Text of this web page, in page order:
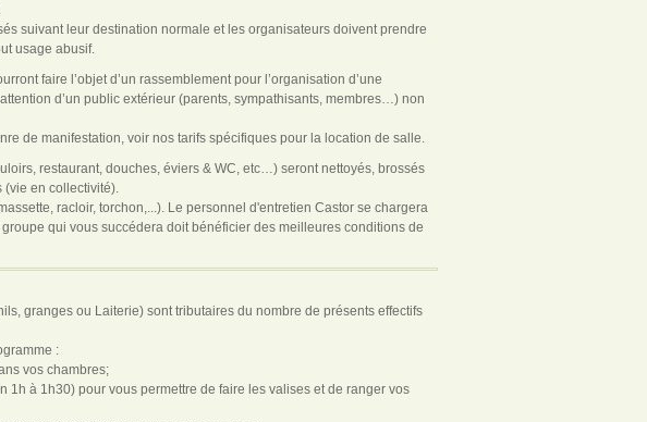
suivant leur destination normale et les organisateurs doivent prendre
usage abusif.
faire l’objet d’un rassemblement pour l’organisation d’une
d’un public extérieur (parents, sympathisants, membres…) non
de manifestation, voir nos tarifs spécifiques pour la location de salle.
restaurant, douches, éviers & WC, etc…) seront nettoyés, brossés
(vie en collectivité).
racloir, torchon,...). Le personnel d'entretien Castor se chargera
qui vous succédera doit bénéficier des meilleures conditions de
granges ou Laiterie) sont tributaires du nombre de présents effectifs
:
vos chambres;
1h à 1h30) pour vous permettre de faire les valises et de ranger vos